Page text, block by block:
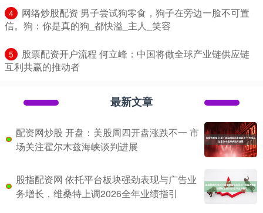
4
​网络炒股配资 男子尝试狗零食，狗子在旁边一脸不可置
信。狗：你是真的狗_都快溢_主人_笑容
5
​股票配资开户流程 何立峰：中国将做全球产业链供应链
互利共赢的推动者
最新文章
配资网炒股 开盘：美股周四开盘涨跌不一 市
场关注霍尔木兹海峡谈判进展
股指配资网 依托平台板块强劲表现与广告业
务增长，维桑特上调2026全年业绩指引